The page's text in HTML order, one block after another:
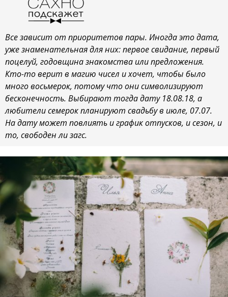
Все зависит от приоритетов пары. Иногда это дата,
уже знаменательная для них: первое свидание, первый
поцелуй, годовщина знакомства или предложения.
Кто-то верит в магию чисел и хочет, чтобы было
много восьмерок, потому что они символизируют
бесконечность. Выбирают тогда дату 18.08.18, а
любители семерок планируют свадьбу в июле, 07.07.
На дату может повлиять и график отпусков, и сезон, и
то, свободен ли загс.